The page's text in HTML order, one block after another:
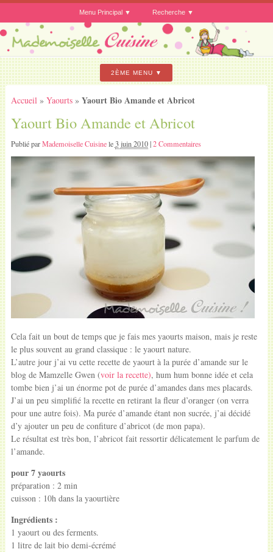
Menu Principal Recherche
2ÈME MENU
Accueil » Yaourts» Yaourt Bio Amande et Abricot
Yaourt Bio Amande et Abricot
Publié parMademoiselle Cuisinele3 juin 2010|2 Commentaires
Cela fait un bout de temps que je fais mes yaourts maison, mais je reste
le plus souvent au grand classique : le yaourt nature.
L’autre jour j’ai vu cette recette de yaourt à la purée d’amande sur le
blog de Mamzelle Gwen (voir la recette), hum hum bonne idée et cela
tombe bien j’ai un énorme pot de purée d’amandes dans mes placards.
J’ai un peu simplifié la recette en retirant la fleur d’oranger (on verra
pour une autre fois). Ma purée d’amande étant non sucrée, j’ai décidé
d’y ajouter un peu de confiture d’abricot (de mon papa).
Le résultat est très bon, l’abricot fait ressortir délicatement le parfum de
l’amande.
pour 7 yaourts
préparation : 2 min
cuisson : 10h dans la yaourtière
Ingrédients :
1 yaourt ou des ferments.
1 litre de lait bio demi-écrémé